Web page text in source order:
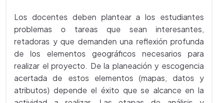
Los docentes deben plantear a los estudiantes
problemas o tareas que sean interesantes,
retadoras y que demanden una reflexión profunda
de los elementos geográficos necesarios para
realizar el proyecto. De la planeación y escogencia
acertada de estos elementos (mapas, datos y
atributos) depende el éxito que se alcance en la